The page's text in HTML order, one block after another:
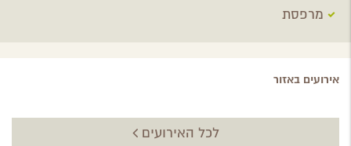
מרפסת
אירועים באזור
לכל האירועים